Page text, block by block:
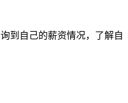
到自己的薪资情况，了解自